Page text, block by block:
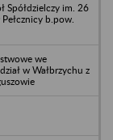
Spółdzielczy im. 26
b.pow.
we
w Wałbrzychu z